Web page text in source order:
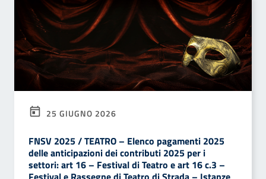
25 GIUGNO 2026
FNSV 2025 / TEATRO – Elenco pagamenti 2025
delle anticipazioni dei contributi 2025 per i
settori: art 16 – Festival di Teatro e art 16 c.3 –